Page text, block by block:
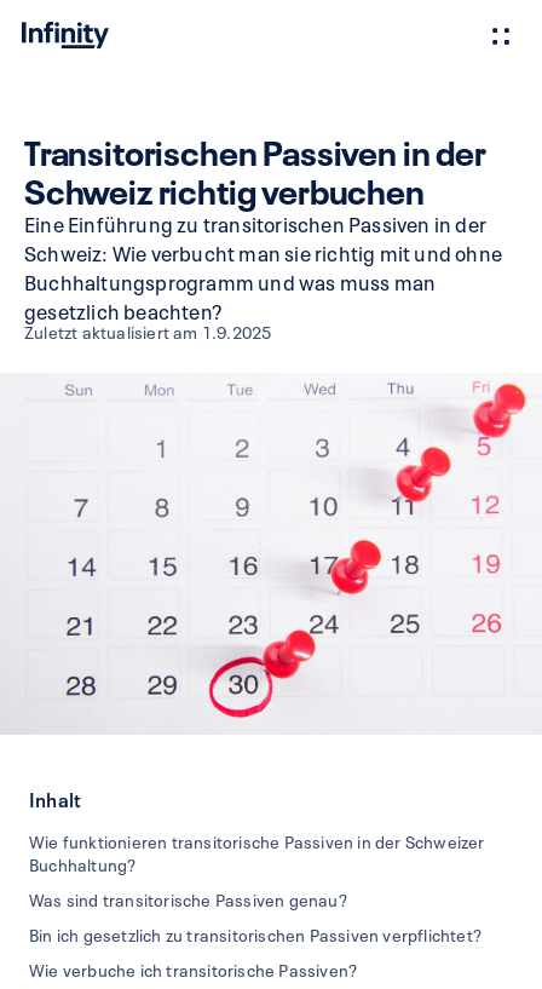
Transitorischen Passiven in der
Schweiz richtig verbuchen
Eine Einführung zu transitorischen Passiven in der
Schweiz: Wie verbucht man sie richtig mit und ohne
Buchhaltungsprogramm und was muss man
gesetzlich beachten?
Zuletzt aktualisiert am 1.9.2025
Inhalt
Wie funktionieren transitorische Passiven in der Schweizer
Buchhaltung?
Was sind transitorische Passiven genau?
Bin ich gesetzlich zu transitorischen Passiven verpflichtet?
Wie verbuche ich transitorische Passiven?